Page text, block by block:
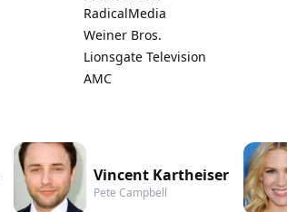
RadicalMedia
Weiner Bros.
Lionsgate Television
AMC
Vincent Kartheiser
Pete Campbell